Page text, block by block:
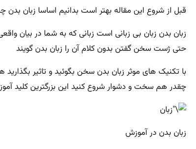
قبل از شروع این مقاله بهتر است بدانیم اساسا زبان بدن
زبان بدن زبان بی زبانی است زبانی که به شما در بیان
حتی ژست سخن گفتن بدون کلام آن را زبان بدن گویند
با تکنیک های موثر زبان بدن سخن بگوئید و تاثیر
چقدر هم سخت و دشوار شروع کنید این بزرگترین کلید
زبان بدن در آموزش